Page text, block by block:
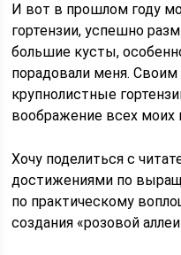
И вот в прошлом году
гортензии, успешно
большие кусты,
порадовали меня.
крупнолистные
воображение всех моих
Хочу поделиться с
достижениями по
по практическому
создания «розовой